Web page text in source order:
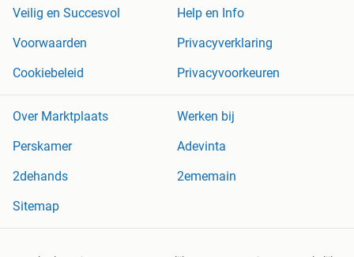
Veilig en Succesvol
Help en Info
Voorwaarden
Privacyverklaring
Cookiebeleid
Privacyvoorkeuren
Over Marktplaats
Werken bij
Perskamer
Adevinta
2dehands
2ememain
Sitemap